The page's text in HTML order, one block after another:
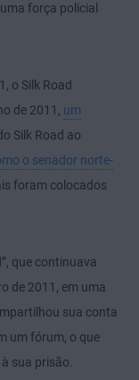
uma força policial
o Silk Road
de 2011, um
Silk Road ao
o senador norte-
foram colocados
que continuava
de 2011, em uma
sua conta
um fórum, o que
sua prisão.